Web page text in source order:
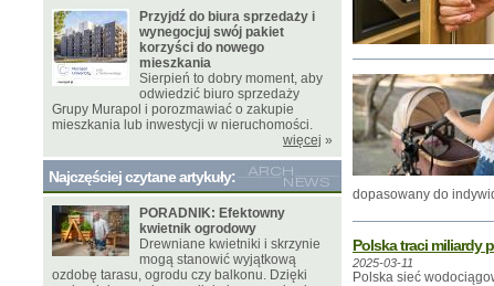
dopasowany do
Polska traci miliardy
2025-03-11
Polska sieć
Przyjdź do biura sprzedaży i
wynegocjuj swój pakiet
korzyści do nowego
mieszkania
Sierpień to dobry moment, aby
odwiedzić biuro sprzedaży
Grupy Murapol i porozmawiać o zakupie
mieszkania lub inwestycji w nieruchomości.
więcej »
Najczęściej czytane artykuły:
PORADNIK: Efektowny
kwietnik ogrodowy
Drewniane kwietniki i skrzynie
mogą stanowić wyjątkową
ozdobę tarasu, ogrodu czy balkonu. Dzięki